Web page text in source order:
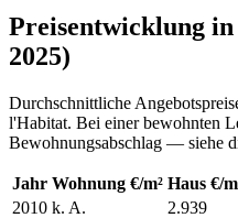
Preisentwicklung in
2025)
Durchschnittliche
l'Habitat. Bei einer bewohnten
Bewohnungsabschlag — siehe
Jahr Wohnung €/m² Haus €/
2010 k. A.
2.939